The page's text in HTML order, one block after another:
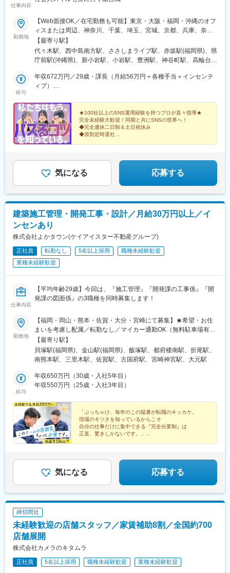
仕事内容
勤務地
【Web面接OK／在宅勤務も可能】東京・大阪・福岡・沖縄のオフ
ィスまたは周辺、神奈川、千葉、埼玉、宮城、京都、兵庫、奈
良、滋賀、和歌山、愛知、静岡、香川、愛媛、広島、岡山、福
岡、佐賀、長崎、熊本、大分、宮崎、鹿児島、沖縄の各勤務先＼
＼積極採用中！／／★勤務地は希望を考慮し決定します。★転勤
策：あり＜東京本社＞東京都豊島区東池袋3-7-9 AS ONE東池袋
ビル7階＜名古屋支社＞愛知県名古屋市中村区池町4－60－12 グ
8 新大阪阪神ビル7階＜福岡支社＞福岡県福岡市中央区大名２丁
目 9-17 ARISTO大名 3F＜沖縄支社＞沖縄県那覇市久茂地2丁目
3-9 8階西
【最寄り駅】
代々木駅、西中島南方駅、ささしまライブ駅、赤坂駅(福岡県)、県
庁前駅(沖縄県)、新小岩駅、小岩駅、豊洲駅、神谷町駅、高輪台
駅(舎人ライナー)、三鷹駅、恵比寿駅、広尾駅、渋谷駅、高田馬場
駅、四ツ谷駅、新宿三丁目駅、三軒茶屋駅、霞ケ関駅(東京都)、末
(東京都)、飯田橋駅、有楽町駅、綾瀬駅、北千住駅、上野御徒町
駅、蒲田駅、大森駅(東京都)、東銀座駅、日本橋駅(東京都)、三越
前駅、小伝馬町駅、八丁堀駅(東京都)、中野坂上駅、中野駅(東京
都)、町田駅、目黒駅、立会川駅、五反田駅、井の頭公園駅、都電
雑司ケ谷駅、赤羽駅、押上駅、錦糸町駅、中目黒駅、大崎駅、鶴
駅、屏風浦駅、金沢文庫駅、新羽駅、戸塚駅、上永谷駅、鶴ケ峰
駅、瀬谷駅、立場駅、青葉台駅、センター南駅、鹿島田駅、武蔵
小杉駅、武蔵溝ノ口駅、生田駅(神奈川県)、鷺沼駅、柿生駅、相模
駅、小田原駅、川崎駅、向ケ丘遊園駅、元住吉駅、橋本駅(神奈川
県)、大和駅(神奈川県)、中央林間駅、藤沢駅、本八幡駅(総武線)、
新浦安駅、新柏駅、木更津駅、南船橋駅、浦安駅(千葉県)、国府台
駅、柏駅、実籾駅、スポーツセンター駅、誉田駅、検見川浜駅、
浦和駅、大宮駅(埼玉県)、熊谷駅、所沢駅、川越駅、川口駅、都島
駅、千林大宮駅、鴫野駅、東天下茶屋駅、沢ノ町駅、駒川中野
駅、西天下茶屋駅、三国駅(大阪府)、横堤駅、住ノ江駅、喜連瓜破
栂・美木多駅、新金岡駅、北野田駅、石橋阪大前駅、大阪城北詰
駅、なんば駅(地下鉄)、西大橋駅、弁天町駅、北千里駅、曽根駅
(大阪府)、南摂津駅、大日駅、長堀橋駅、枚方公園駅、高槻駅、り
んくうタウン駅、八尾南駅、千里中央駅(北大阪急行)、古川橋駅、
伏見桃山駅、馬堀駅、淀駅、松井山手駅、常盤駅(京都府)、西京極
駅、醍醐駅(京都府)、六地蔵駅(京都市営)、洛西口駅、二条駅、五
条駅(京都市営)、上鳥羽口駅、貴船口駅、桃山駅、大池駅、中埠頭
駅、星の駅、岡本駅(兵庫県)、滝の茶屋駅、湊川公園駅、山陽天満
駅、伊保駅、加太駅(和歌山県)、学園都市駅、春日野道駅(阪神
線)、西代駅、箕谷駅、夢前川駅、中山寺駅、大久保駅(兵庫県)、
学研奈良登美ケ丘駅、近江八幡駅、草津駅(滋賀県)、石山駅、近江
神宮前駅、南彦根駅、中松江駅、和歌山駅、紀ノ川駅、木太町
駅、新居浜駅、井口駅(広島県)、ししぶ駅、遠賀野駅、花畑駅、宇
伊田駅、筑豊中間駅、大牟田駅、甘木駅(西鉄線)、中津駅(大分
県)、南大分駅、佐世保駅、諫早駅、幸駅、光の森駅、八代駅、鳥
栖駅、武雄温泉駅、宮崎駅、西都城駅、上塩屋駅、枕崎駅、国分
駅(鹿児島県)、香椎駅、今宿駅、次郎丸駅、茶山駅(福岡県)、赤嶺
駅、てだこ浦西駅、首里駅、中村公園駅、上飯田駅、浄心駅、覚
王山駅、高蔵寺駅、新静岡駅、柳川駅、日赤病院前駅、陸前高砂
駅、美栄橋駅、静岡駅、由比駅、天神橋筋六丁目駅、高崎駅、八
王子駅、調布駅、西国分寺駅、狭山市駅、青梅駅、阿佐ケ谷駅、
水戸駅、男川駅、北参道駅、南方駅(大阪府)、米野駅、西鉄福岡
駅、虎ノ門ヒルズ駅、高輪ゲートウェイ駅、赤羽橋駅、汐留駅、
溜池山王駅、浜松町駅、西日暮里駅、代官山駅、西早稲田駅、新
宿御苑前駅、西太子堂駅、桜田門駅、秋葉原駅、二重橋前駅、半
給与
年収672万円／29歳・課長（月給56万円＋各種手当＋インセンテ
ィブ）
ィブ）
★100社以上のSNS運用経験を持つプロが直々指導★
完全未経験大歓迎！同期と共にSNSの世界へ！
◆完全週休二日制＆土日祝休み
◆原則定時退社
気になる 応募する
建築施工管理・開発工事・設計／月給30万円以上／イ
ンセンあり
株式会社よかタウン(ケイアイスター不動産グループ)
正社員 転勤なし 5名以上採用
職種未経験歓迎
業種未経験歓迎
仕事内容
【平均年齢29歳】今回は、『施工管理』『開発課の工事係』『開
発課の図面係』の3職種を同時募集します！
勤務地
【福岡・岡山・熊本・佐賀・大分・宮崎にて募集】★希望・お住
まいを考慮し配属／転勤なし／マイカー通勤OK（無料駐車場有）
◎現場は遠くても、事務所から50分程の距離です！◎勤務中は社
用車を支給！（ガソリン代会社負担）＜福岡県＞■本社：福岡県福
岡市東区松島6丁目6-33■福岡西営業所：福岡県福岡市早良区飯倉
所：福岡県筑紫野市杉塚2丁目12番5号■福岡北営業所：福岡県北
九州市八幡西区則松5丁目9番11号＜熊本県＞■熊本センター：熊
菊陽町大字津久礼2268-171＜佐賀県＞■佐賀営業所：佐賀県佐賀
市神園2丁目8-3＜大分県＞■大分営業所：大分県大分市花園2丁目
10-26-103＜宮崎県＞■宮崎営業所：宮崎県宮崎市下北方町常盤元
1003番地2 102号室＜岡山県＞■岡山営業所：岡山県岡山市北区新
屋敷町3丁目2番3 新屋敷町岡部ビル受動喫煙対策：屋内全面禁
【最寄り駅】
貝塚駅(福岡県)、金山駅(福岡県)、飯塚駅、都府楼南駅、折尾駅、
南熊本駅、三里木駅、佐賀駅、古国府駅、宮崎神宮駅、大元駅
給与
年収650万円（30歳・入社5年目）
年収550万円（25歳・入社3年目）
「ぶっちゃけ、毎年のこの猛暑が転職のキッカケ。
現場のキツさを知っているからこそ
自分の仕事だけに集中できる『完全分業制』は
正直、驚きしかないです。」
★完全分業制で残業月10h以下
気になる 応募する
締切間近
未経験歓迎の店舗スタッフ／家賃補助8割／全国約700
店舗展開
株式会社カメラのキタムラ
正社員 5名以上採用 職種未経験歓迎 業種未経験歓迎